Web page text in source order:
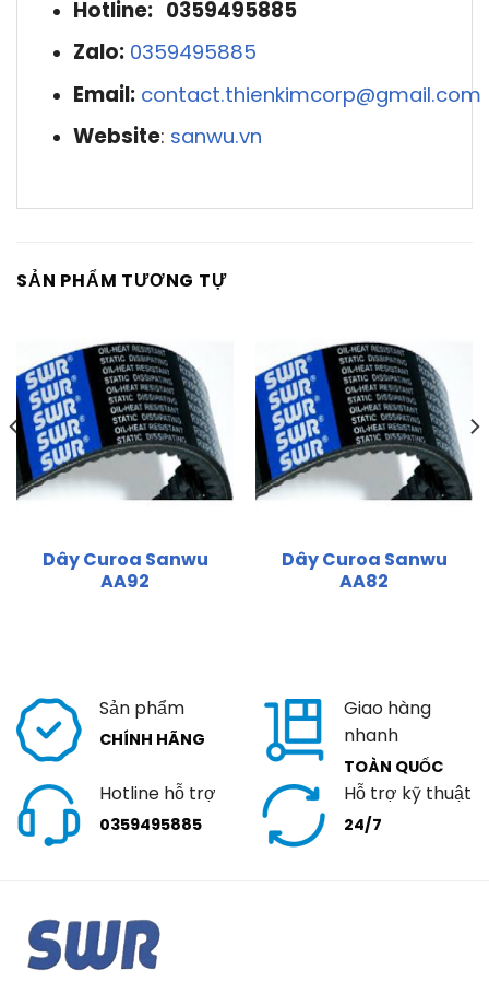
Hotline: 0359495885
Zalo: 0359495885
Email: contact.thienkimcorp@gmail.com
Website: sanwu.vn
SẢN PHẨM TƯƠNG TỰ
Dây Curoa Sanwu
AA92
Dây Curoa Sanwu
AA82
Sản phẩm
CHÍNH HÃNG
Giao hàng
nhanh
TOÀN QUỐC
Hotline hỗ trợ
0359495885
Hỗ trợ kỹ thuật
24/7